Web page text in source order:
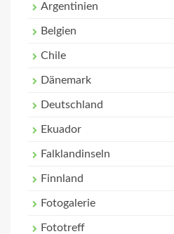
Argentinien
Belgien
Chile
Dänemark
Deutschland
Ekuador
Falklandinseln
Finnland
Fotogalerie
Fototreff